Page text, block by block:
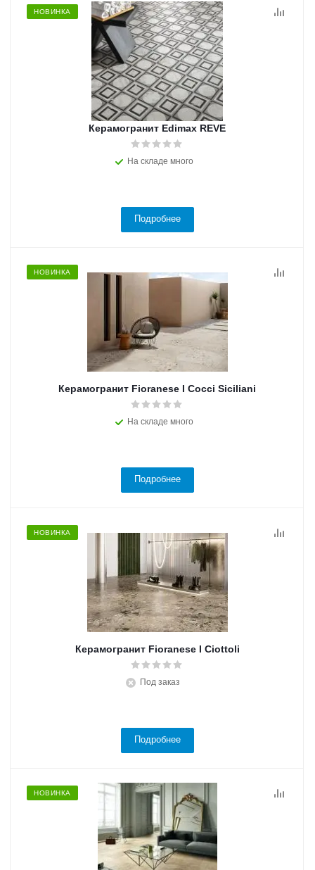
НОВИНКА
Керамогранит Edimax REVE
На складе много
Подробнее
НОВИНКА
Керамогранит Fioranese I Cocci Siciliani
На складе много
Подробнее
НОВИНКА
Керамогранит Fioranese I Ciottoli
Под заказ
Подробнее
НОВИНКА